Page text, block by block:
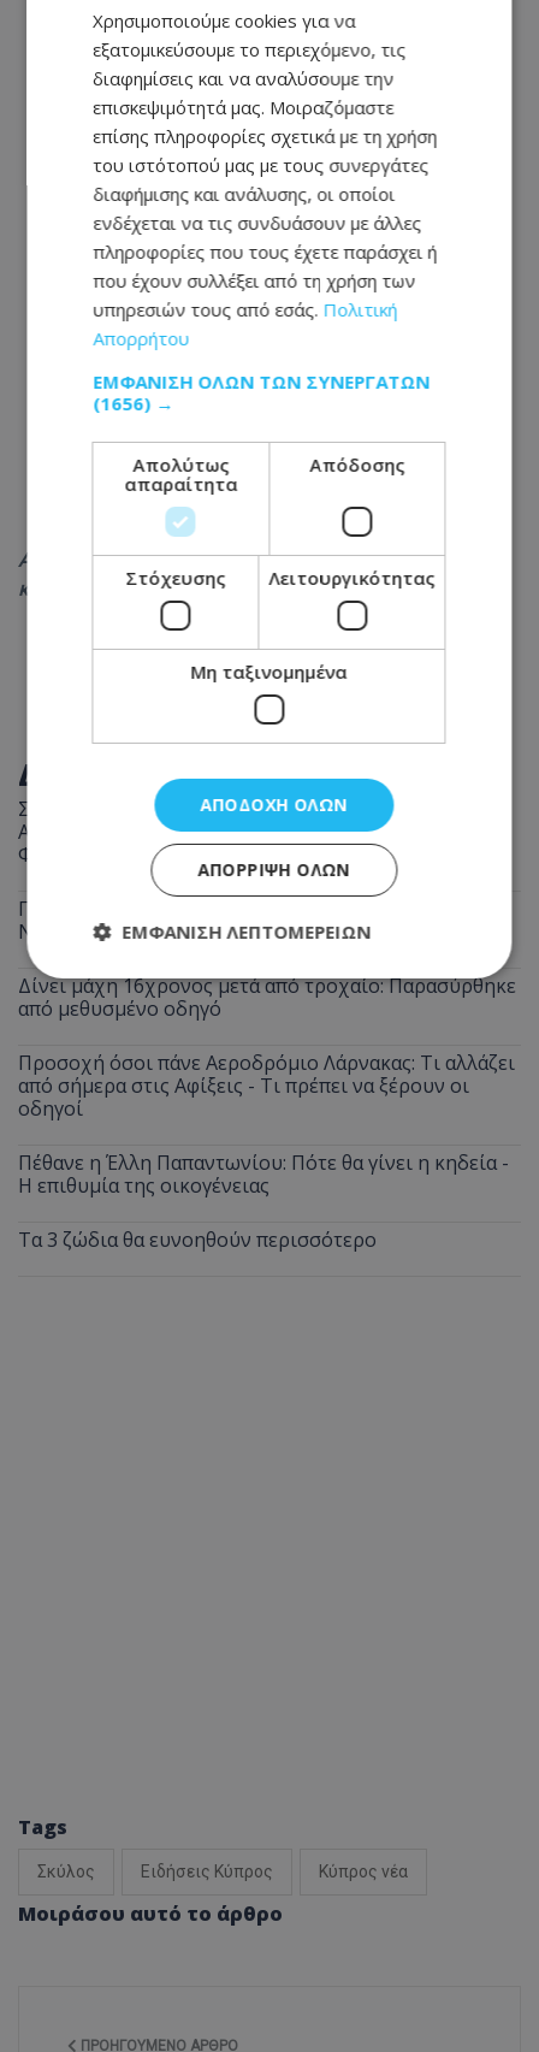
Ακολουθήστε τοTothemaonline.com στο Google News
και μάθετε πρώτοι όλες τις ειδήσεις
ΔΙΑΒΑΣΤΕ ΕΠΙΣΗΣ
Συναγερμός στον αυτοκινητόδρομο Λεμεσού–Πάφου:
Ασυνόδευτο άλογο περιφέρεται στην περιοχή -
Φωτογραφία
Πένθος στο ΑΚΕΛ: Βαθιά θλίψη για τον Αντρέα
Νικολάου Ρίγκο - Φωτογραφία
Δίνει μάχη 16χρονος μετά από τροχαίο: Παρασύρθηκε
από μεθυσμένο οδηγό
Προσοχή όσοι πάνε Αεροδρόμιο Λάρνακας: Τι αλλάζει
από σήμερα στις Αφίξεις - Τι πρέπει να ξέρουν οι
οδηγοί
Πέθανε η Έλλη Παπαντωνίου: Πότε θα γίνει η κηδεία -
Η επιθυμία της οικογένειας
Τα 3 ζώδια θα ευνοηθούν περισσότερο
Tags
Σκύλος Ειδήσεις Κύπρος Κύπρος νέα
Μοιράσου αυτό το άρθρο
ΠΡΟΗΓΟΎΜΕΝΟ ΆΡΘΡΟ
Χρησιμοποιούμε cookies για να
εξατομικεύσουμε το περιεχόμενο, τις
διαφημίσεις και να αναλύσουμε την
επισκεψιμότητά μας. Μοιραζόμαστε
επίσης πληροφορίες σχετικά με τη χρήση
του ιστότοπού μας με τους συνεργάτες
διαφήμισης και ανάλυσης, οι οποίοι
ενδέχεται να τις συνδυάσουν με άλλες
πληροφορίες που τους έχετε παράσχει ή
που έχουν συλλέξει από τη χρήση των
υπηρεσιών τους από εσάς. Πολιτική
Απορρήτου
ΕΜΦΆΝΙΣΗ ΌΛΩΝ ΤΩΝ ΣΥΝΕΡΓΑΤΏΝ
(1656) →
Απολύτως
απαραίτητα
Απόδοσης
Στόχευσης Λειτουργικότητας
Μη ταξινομημένα
ΑΠΟΔΟΧΉ ΌΛΩΝ
ΑΠΌΡΡΙΨΗ ΌΛΩΝ
ΕΜΦΆΝΙΣΗ ΛΕΠΤΟΜΕΡΕΙΏΝ
Στόχευσης
Λειτουργικότητας
Μη ταξινομημένα
βασικές λειτουργίες του ιστότοπου, όπως τη
σύνδεση χρήστη και τη διαχείριση λογαριασμού.
Ο ιστότοπος δεν μπορεί να χρησιμοποιηθεί σωστά
Ονοματεπώνυμο
Προμηθευτής
VISITOR_PRIVACY_METADATA
YouTube